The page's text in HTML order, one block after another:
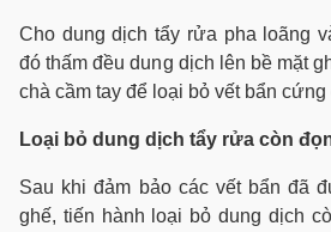
Cho dung dịch tẩy rửa pha loãng
đó thấm đều dung dịch lên bề mặt
chà cầm tay để loại bỏ vết bẩn cứng
Loại bỏ dung dịch tẩy rửa còn
Sau khi đảm bảo các vết bẩn đã
ghế, tiến hành loại bỏ dung dịch